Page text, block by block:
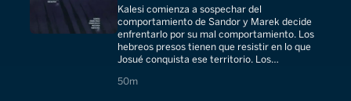
Kalesi comienza a sospechar del
comportamiento de Sandor y Marek decide
enfrentarlo por su mal comportamiento. Los
hebreos presos tienen que resistir en lo que
Josué conquista ese territorio. Los
50m
50 minutes